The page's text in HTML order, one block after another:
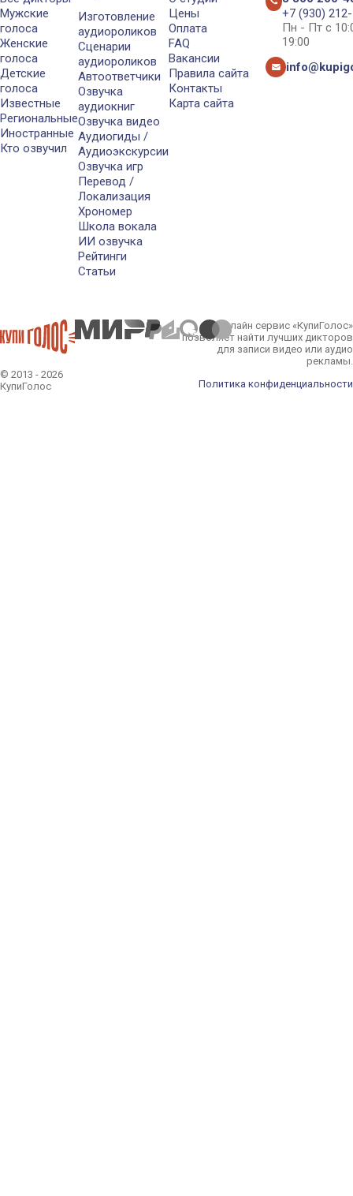
Мужские
голоса
Женские
голоса
Детские
голоса
Известные
Региональные
Иностранные
Кто озвучил
Изготовление
аудиороликов
Сценарии
аудиороликов
Автоответчики
Озвучка
аудиокниг
Озвучка видео
Аудиогиды /
Аудиоэкскурсии
Озвучка игр
Перевод /
Локализация
Хрономер
Школа вокала
ИИ озвучка
Рейтинги
Статьи
Цены
Оплата
FAQ
Вакансии
Правила сайта
Контакты
Карта сайта
+7 (930)
Пн - Пт с
19:00
© 2013 - 2026
КупиГолос
Онлайн сервис «КупиГолос»
позволяет найти лучших дикторов
для записи видео или аудио
рекламы.
Политика конфиденциальности